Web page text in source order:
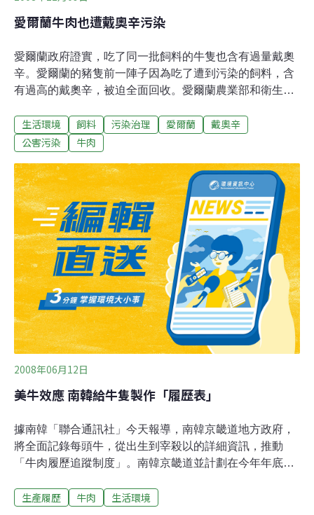
愛爾蘭牛肉也遭戴奧辛污染
愛爾蘭政府證實，吃了同一批飼料的牛隻也含有過量戴奧
辛。愛爾蘭的豬隻前一陣子因為吃了遭到污染的飼料，含
有過高的戴奧辛，被迫全面回收。愛爾蘭農業部和衛生部
過量的戴奧辛。官員說，牛隻的戴奧辛含量雖然比豬隻的
低，但是，仍然有可能讓人罹癌。愛爾蘭官方還沒有說明
產品一年可以帶來15億歐元的收益。
生活環境 飼料 污染治理 愛爾蘭
戴奧辛
公害污染
牛肉
2008年06月12日
美牛效應 南韓給牛隻製作「履歷表」
據南韓「聯合通訊社」今天報導，南韓京畿道地方政府，
將全面記錄每頭牛，從出生到宰殺以的詳細資訊，推動
「牛肉履歷追蹤制度」。南韓京畿道並計劃在今年年底
在電腦中輸入有關資訊。自明年七月起，未登記在履歷追
生產履歷 牛肉 生活環境